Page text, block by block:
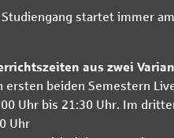
Studiengang startet immer
aus zwei
ersten beiden Semestern
Uhr bis 21:30 Uhr. Im
Uhr